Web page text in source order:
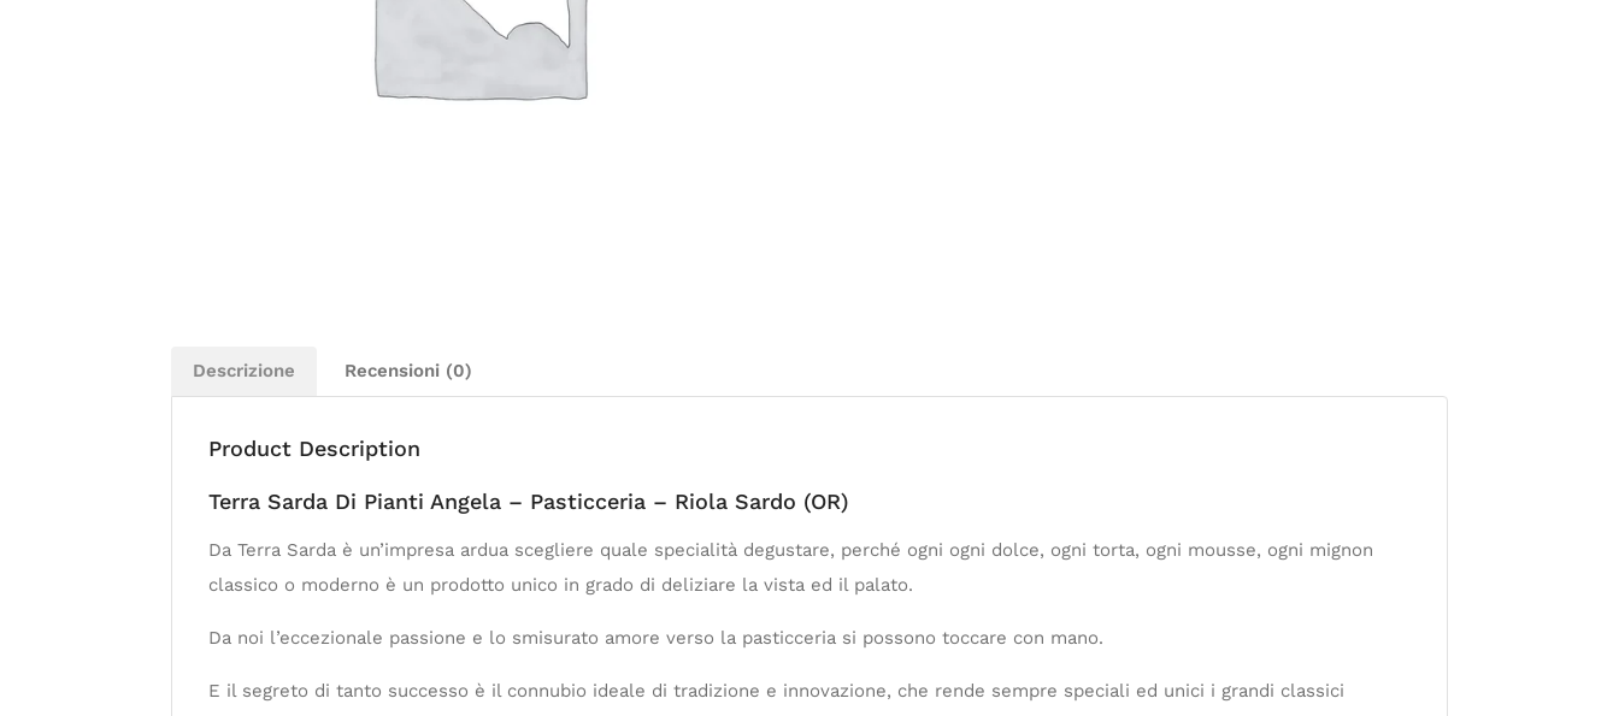
Descrizione Recensioni (0)
Product Description
Terra Sarda Di Pianti Angela – Pasticceria – Riola Sardo (OR)
Da Terra Sarda è un’impresa ardua scegliere quale specialità degustare, perché ogni ogni dolce, ogni torta, ogni mousse, ogni mignon
classico o moderno è un prodotto unico in grado di deliziare la vista ed il palato.
Da noi l’eccezionale passione e lo smisurato amore verso la pasticceria si possono toccare con mano.
E il segreto di tanto successo è il connubio ideale di tradizione e innovazione, che rende sempre speciali ed unici i grandi classici